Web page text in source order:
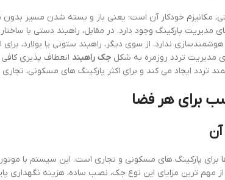
مکانیزم خودکار آن است؛ یعنی باز و بسته شدن مسیر بدون
پارکینگ وجود دارد. در مقابل، راهبند دستی با
ندارد. از سوی دیگر، راهبند ستونی یا بولارد،
مدیریت تردد روزمره به شکل جک راهبند انعطاف پذیری کافی
تردد ایجاد می کند و برای اکثر پارکینگ های مسکونی،
برای هر فضا
برای پارکینگ های مسکونی و تجاری است. این سیستم با
از مهم ترین مزایای این نوع جک، نصب ساده، هزینه نگهداری